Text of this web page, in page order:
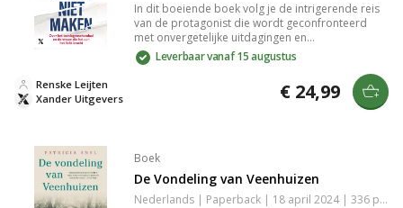
In dit boeiende boek volg je de intrigerende reis
van de protagonist die wordt geconfronteerd
met onvergetelijke uitdagingen en
levensveranderende keuzes. De meeslepende
schrijfstijl en krachtige personages brengen
thema's van liefde, verlies en verzoening tot
leven. Dit verhaal neemt je mee op een
emotionele tocht die je raakt en laat nadenken.
Leverbaar vanaf 15 augustus
Xander Uitgevers
Renske Leijten € 24,99
Boek
De Vondeling van Veenhuizen
Nederlands | Paperback | 18 april 2024 | 336 pagina's | 9789401621892